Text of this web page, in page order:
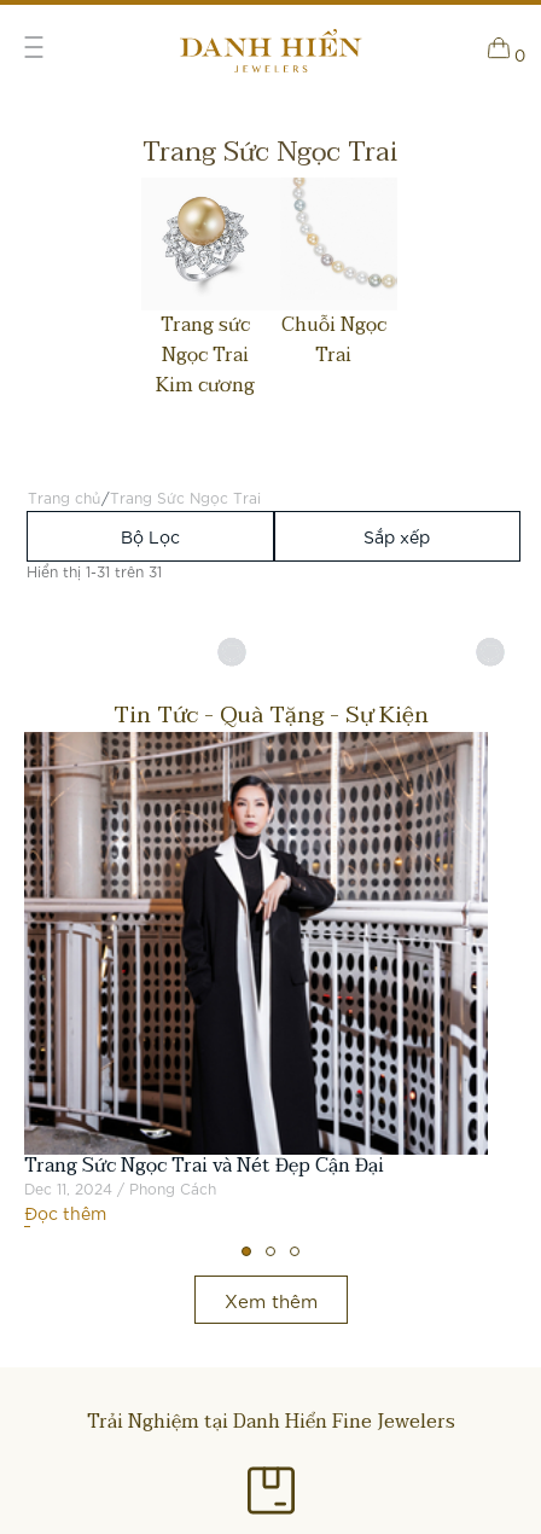
0
Trang Sức Ngọc Trai
Trang sức
Ngọc Trai
Kim cương
Chuỗi Ngọc
Trai
Trang chủ/Trang Sức Ngọc Trai
Bộ Lọc Sắp xếp
Hiển thị 1-31 trên 31
Tin Tức - Quà Tặng - Sự Kiện
Trang Sức Ngọc Trai và Nét Đẹp Cận Đại
Dec 11, 2024 / Phong Cách
Đọc thêm
Xem thêm
Trải Nghiệm tại Danh Hiển Fine Jewelers